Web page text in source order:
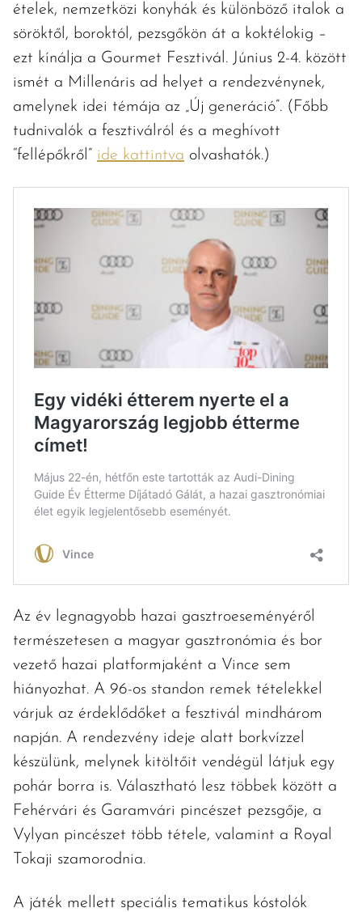
ételek, nemzetközi konyhák és különböző italok a
söröktől, boroktól, pezsgőkön át a koktélokig –
ezt kínálja a Gourmet Fesztivál. Június 2-4. között
ismét a Millenáris ad helyet a rendezvénynek,
amelynek idei témája az „Új generáció”. (Főbb
tudnivalók a fesztiválról és a meghívott
“fellépőkről” ide kattintva olvashatók.)
Az év legnagyobb hazai gasztroeseményéről
természetesen a magyar gasztronómia és bor
vezető hazai platformjaként a Vince sem
hiányozhat. A 96-os standon remek tételekkel
várjuk az érdeklődőket a fesztivál mindhárom
napján. A rendezvény ideje alatt borkvízzel
készülünk, melynek kitöltőit vendégül látjuk egy
pohár borra is. Választható lesz többek között a
Fehérvári és Garamvári pincészet pezsgője, a
Vylyan pincészet több tétele, valamint a Royal
Tokaji szamorodnia.
A játék mellett speciális tematikus kóstolók